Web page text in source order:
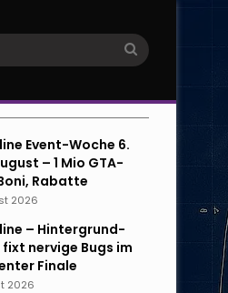
Suchen
Event-Woche 6.
– 1 Mio GTA-
Rabatte
2026
– Hintergrund-
nervige Bugs im
Finale
2026